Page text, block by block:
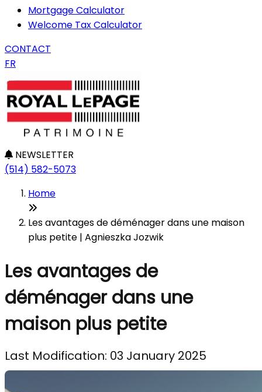
Mortgage Calculator
Welcome Tax Calculator
CONTACT
FR
NEWSLETTER
(514) 582-5073
Home
Les avantages de déménager dans une maison
plus petite | Agnieszka Jozwik
Les avantages de
déménager dans une
maison plus petite
Last Modification: 03 January 2025